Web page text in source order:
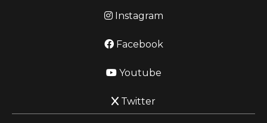
Instagram
Facebook
Youtube
Twitter